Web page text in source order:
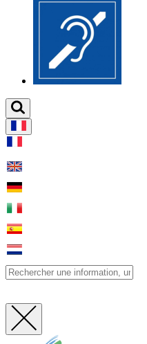
Fermer